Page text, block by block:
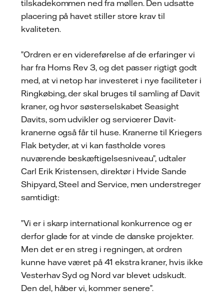
tilskadekommen ned fra møllen. Den udsatte
placering på havet stiller store krav til
kvaliteten.
”Ordren er en videreførelse af de erfaringer vi
har fra Horns Rev 3, og det passer rigtigt godt
med, at vi netop har investeret i nye faciliteter i
Ringkøbing, der skal bruges til samling af Davit
kraner, og hvor søsterselskabet Seasight
Davits, som udvikler og servicerer Davit-
kranerne også får til huse. Kranerne til Kriegers
Flak betyder, at vi kan fastholde vores
nuværende beskæftigelsesniveau”, udtaler
Carl Erik Kristensen, direktør i Hvide Sande
Shipyard, Steel and Service, men understreger
samtidigt:
”Vi er i skarp international konkurrence og er
derfor glade for at vinde de danske projekter.
Men det er en streg i regningen, at ordren
kunne have været på 41 ekstra kraner, hvis ikke
Vesterhav Syd og Nord var blevet udskudt.
Den del, håber vi, kommer senere”.